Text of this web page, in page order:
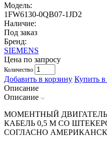
Модель:
1FW6130-0QB07-1JD2
Наличие:
Под заказ
Бренд:
SIEMENS
Цена по запросу
Количество
Добавить в корзину Купить
Описание
Описание
МОМЕНТНЫЙ
КАБЕЛЬ 0,5 М СО
СОГЛАСНО